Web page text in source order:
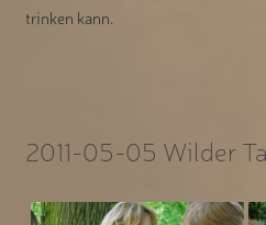
trinken kann.
2011-05-05 Wilder